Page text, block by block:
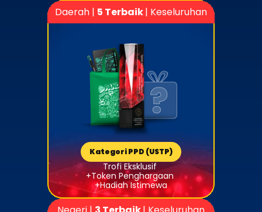
Daerah | 5 Terbaik | Keseluruhan
Kategori PPD (USTP)
Trofi Eksklusif
+Token Penghargaan
+Hadiah Istimewa